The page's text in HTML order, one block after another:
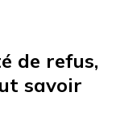
de refus,
savoir